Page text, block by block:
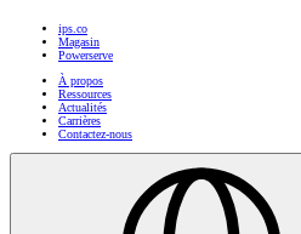
ips.co
Magasin
Powerserve
À propos
Ressources
Actualités
Carrières
Contactez-nous